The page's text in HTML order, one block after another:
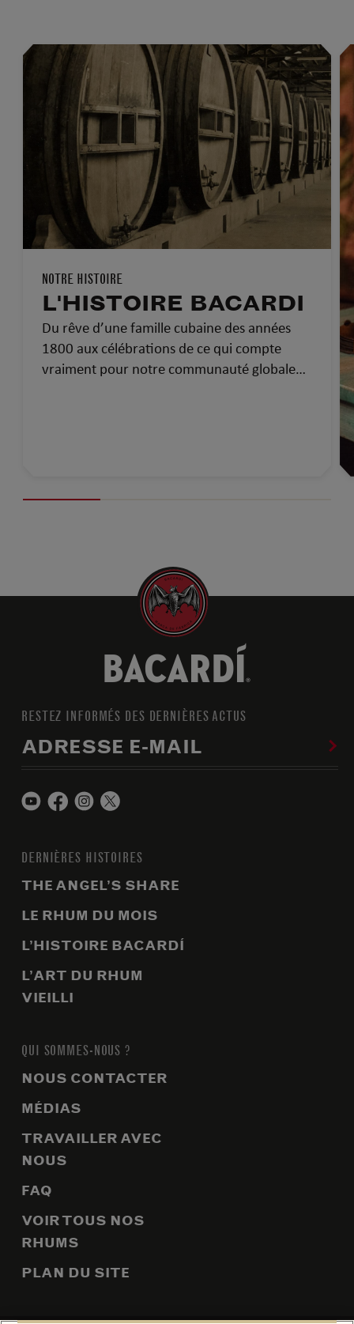
NOTRE HISTOIRE
L'HISTOIRE BACARDI
Du rêve d’une famille cubaine des années
1800 aux célébrations de ce qui compte
vraiment pour notre communauté globale
RESTEZ INFORMÉS DES DERNIÈRES ACTUS
ADRESSE E-MAIL
DERNIÈRES HISTOIRES
THE ANGEL’S SHARE
LE RHUM DU MOIS
L’HISTOIRE BACARDÍ
L’ART DU RHUM
VIEILLI
QUI SOMMES-NOUS ?
NOUS CONTACTER
MÉDIAS
TRAVAILLER AVEC
NOUS
FAQ
VOIR TOUS NOS
RHUMS
PLAN DU SITE